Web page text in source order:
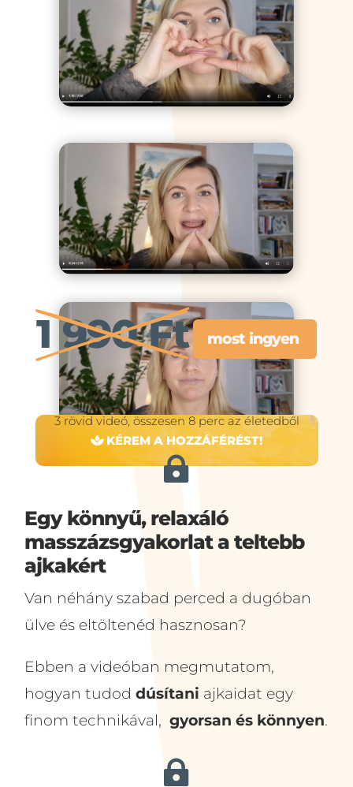
KÉREM A HOZZÁFÉRÉST!
1 990 Ft most ingyen
3 rövid videó, összesen 8 perc az életedből

Egy könnyű, relaxáló
masszázsgyakorlat a teltebb
ajkakért
Van néhány szabad perced a dugóban
ülve és eltöltenéd hasznosan?
Ebben a videóban megmutatom,
hogyan tudoddúsítani ajkaidat egy
finom technikával,gyorsan és könnyen.
